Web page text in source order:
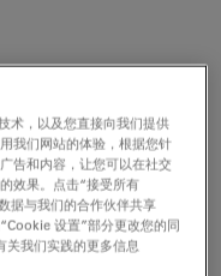
the White Light
Application Note
术，以及您直接向我们提供
我们网站的体验，根据您针
告和内容，让您可以在社交
效果。点击“接受所有
据与我们的合作伙伴共享
设置”部分更改您的同
关我们实践的更多信息